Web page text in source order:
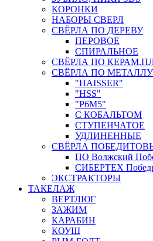
КОРОНКИ
НАБОРЫ СВЕРЛ
СВЁРЛА ПО ДЕРЕВУ
ПЕРОВОЕ
СПИРАЛЬНОЕ
СВЁРЛА ПО
СВЁРЛА ПО МЕТАЛЛУ
"HAISSER"
"HSS"
"Р6М5"
С КОБАЛЬТОМ
СТУПЕНЧАТОЕ
УДЛИНЕННЫЕ
СВЁРЛА
ПО Волжский
СИБЕРТЕХ
ЭКСТРАКТОРЫ
ТАКЕЛАЖ
ВЕРТЛЮГ
ЗАЖИМ
КАРАБИН
КОУШ